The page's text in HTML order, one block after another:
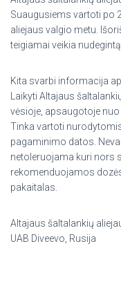
Suaugusiems vartoti po
aliejaus valgio metu.
teigiamai veikia
Kita svarbi informacija
Laikyti Altajaus
vėsioje, apsaugotoje
Tinka vartoti
pagaminimo datos.
netoleruojama kuri nors
rekomenduojamos
pakaitalas.
Altajaus šaltalankių
UAB Diveevo, Rusija